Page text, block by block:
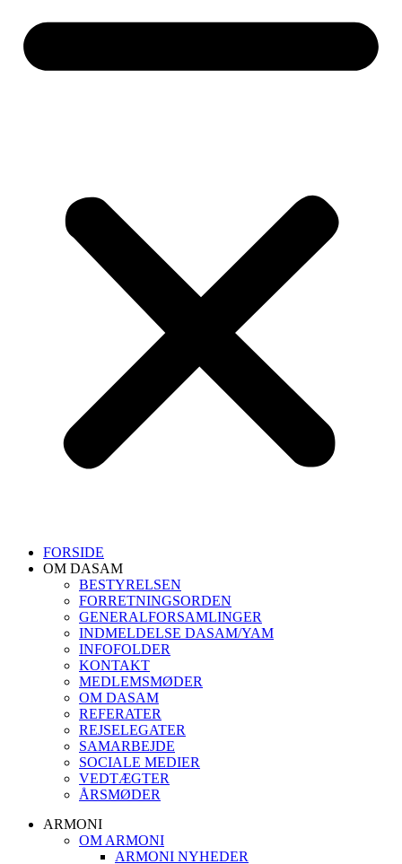
FORSIDE
OM DASAM
BESTYRELSEN
FORRETNINGSORDEN
GENERALFORSAMLINGER
INDMELDELSE DASAM/YAM
INFOFOLDER
KONTAKT
MEDLEMSMØDER
OM DASAM
REFERATER
REJSELEGATER
SAMARBEJDE
SOCIALE MEDIER
VEDTÆGTER
ÅRSMØDER
ARMONI
OM ARMONI
ARMONI NYHEDER